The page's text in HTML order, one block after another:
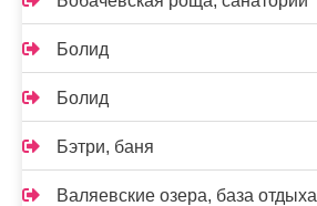
Болид
Болид
Бэтри, баня
Валяевские озера, база отдыха